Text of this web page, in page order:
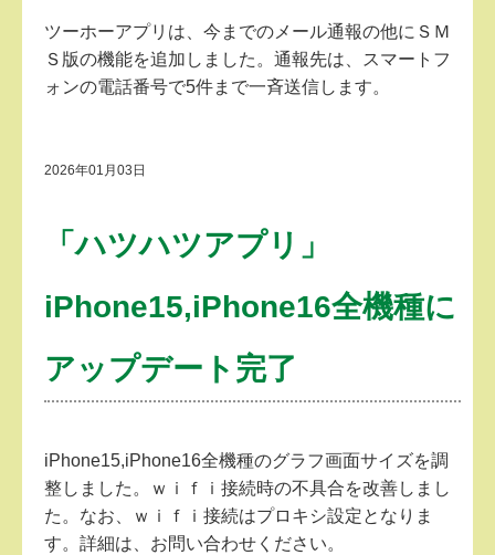
ツーホーアプリは、今までのメール通報の他にＳＭ
Ｓ版の機能を追加しました。通報先は、スマートフ
ォンの電話番号で5件まで一斉送信します。
2026年01月03日
「ハツハツアプリ」
iPhone15,iPhone16全機種に
アップデート完了
iPhone15,iPhone16全機種のグラフ画面サイズを調
整しました。ｗｉｆｉ接続時の不具合を改善しまし
た。なお、ｗｉｆｉ接続はプロキシ設定となりま
す。詳細は、お問い合わせください。